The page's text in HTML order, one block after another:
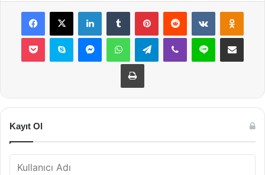
Facebook
X LinkedInTumblr PinterestReddit VKontakte
Pocket Skype MessengerWhatsAppTelegramViber Line E-Posta ile
Yazdır
Kayıt Ol